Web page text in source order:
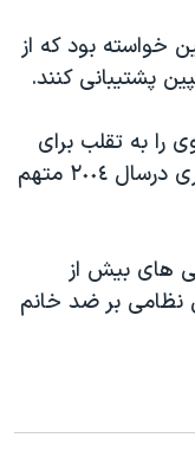
خواسته بود که از
پشتيبانی کنند.
را به تقلب برای
برنده شدن در انتخابات رياست جمهوری درسال ٢٠٠٤ متهم
های بيش از
بر ضد خانم